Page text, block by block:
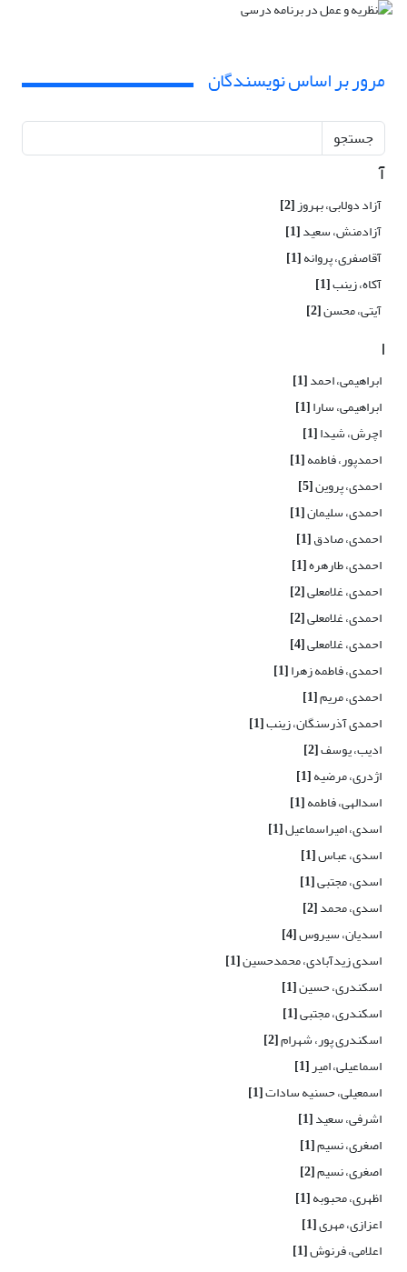
مرور بر اساس نویسندگان
جستجو
آ
آزاد دولابی، بهروز[2]
آزادمنش، سعید[1]
آقاصفری، پروانه[1]
آکاه، زینب[1]
آیتی، محسن[2]
ا
ابراهیمی، احمد[1]
ابراهیمی، سارا[1]
اچرش، شیدا[1]
احمدپور، فاطمه[1]
احمدی، پروین[5]
احمدی، سلیمان[1]
احمدی، صادق[1]
احمدی، طارهره[1]
احمدی، غلامعلی[2]
احمدی، غلامعلی[2]
احمدی، غلامعلی[4]
احمدی، فاطمه زهرا[1]
احمدی، مریم[1]
احمدی آذرسنگان، زینب[1]
ادیب، یوسف[2]
اژدری، مرضیه[1]
اسدالهی، فاطمه[1]
اسدی، امیراسماعیل[1]
اسدی، عباس[1]
اسدی، مجتبی[1]
اسدی، محمد[2]
اسدیان، سیروس[4]
اسدی زیدآبادی، محمدحسین[1]
اسکندری، حسین[1]
اسکندری، مجتبی[1]
اسکندری پور، شهرام[2]
اسماعیلی، امیر[1]
اسمعیلی، حسنیه سادات[1]
اشرفی، سعید[1]
اصغری، نسیم[1]
اصغری، نسیم[2]
اظهری، محبوبه[1]
اعزازی، مهری[1]
اعلامی، فرنوش[1]